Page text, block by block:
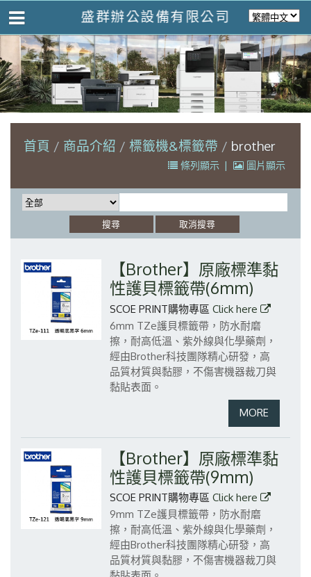
盛群辦公設備有限公司
首頁 商品介紹 標籤機&標籤帶 brother
條列顯示 | 圖片顯示
【Brother】原廠標準黏
性護貝標籤帶(6mm)
SCOE PRINT購物專區 Click here
6mm TZe護貝標籤帶，防水耐磨
擦，耐高低溫、紫外線與化學藥劑，
經由Brother科技團隊精心研發，高
品質材質與黏膠，不傷害機器裁刀與
黏貼表面。
【Brother】原廠標準黏
性護貝標籤帶(9mm)
SCOE PRINT購物專區 Click here
9mm TZe護貝標籤帶，防水耐磨
擦，耐高低溫、紫外線與化學藥劑，
經由Brother科技團隊精心研發，高
品質材質與黏膠，不傷害機器裁刀與